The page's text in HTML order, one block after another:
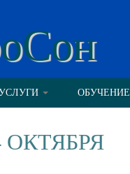
ОБУЧЕНИЕ
ОКТЯБРЯ